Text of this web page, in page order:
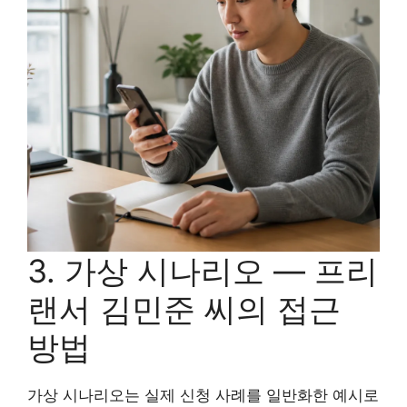
3. 가상 시나리오 — 프리
랜서 김민준 씨의 접근
방법
가상 시나리오는 실제 신청 사례를 일반화한 예시로